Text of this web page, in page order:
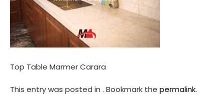
Top Table Marmer Carara
This entry was posted in . Bookmark the permalink.